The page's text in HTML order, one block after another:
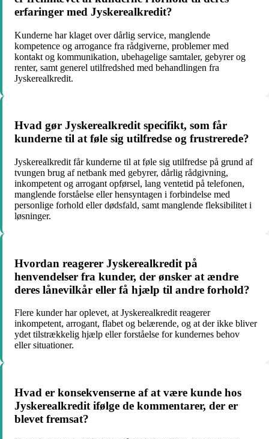
erfaringer med Jyskerealkredit?
Kunderne har klaget over dårlig service, manglende
kompetence og arrogance fra rådgiverne, problemer med
kontakt og kommunikation, ubehagelige samtaler, gebyrer og
renter, samt generel utilfredshed med behandlingen fra
Jyskerealkredit.
Hvad gør Jyskerealkredit specifikt, som får
kunderne til at føle sig utilfredse og frustrerede?
Jyskerealkredit får kunderne til at føle sig utilfredse på grund af
tvungen brug af netbank med gebyrer, dårlig rådgivning,
inkompetent og arrogant opførsel, lang ventetid på telefonen,
manglende forståelse eller hensyntagen i forbindelse med
personlige forhold eller dødsfald, samt manglende fleksibilitet i
løsninger.
Hvordan reagerer Jyskerealkredit på
henvendelser fra kunder, der ønsker at ændre
deres lånevilkår eller få hjælp til andre forhold?
Flere kunder har oplevet, at Jyskerealkredit reagerer
inkompetent, arrogant, flabet og belærende, og at der ikke bliver
ydet tilstrækkelig hjælp eller forståelse for kundernes behov
eller situationer.
Hvad er konsekvenserne af at være kunde hos
Jyskerealkredit ifølge de kommentarer, der er
blevet fremsat?